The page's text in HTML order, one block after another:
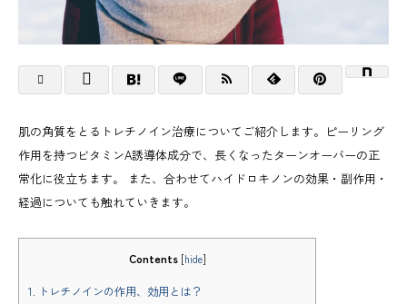
肌の角質をとるトレチノイン治療についてご紹介します。ピーリング
作用を持つビタミンA誘導体成分で、長くなったターンオーバーの正
常化に役立ちます。 また、合わせてハイドロキノンの効果・副作用・
経過についても触れていきます。
Contents [hide]
1. トレチノインの作用、効用とは？